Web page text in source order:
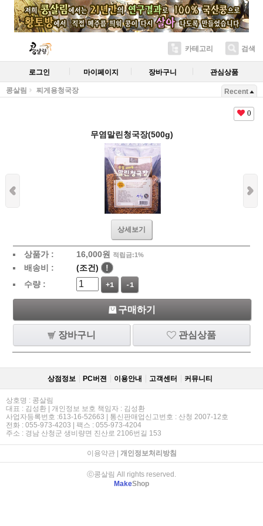
카테고리 검색
로그인 마이페이지 장바구니 관심상품
콩살림 찌게용청국장 Recent
0
무염말린청국장(500g)
상세보기
상품가 : 16,000원 적립금:1%
배송비 : (조건)
!
수량 :
+1 -1
구매하기
장바구니 관심상품
상점정보 PC버젼 이용안내 고객센터 커뮤니티
상호명 : 콩살림
대표 : 김성환 | 개인정보 보호 책임자 : 김성환
사업자등록번호 :613-16-52663 | 통신판매업신고번호 : 산청 2007-12호
전화 : 055-973-4203 | 팩스 : 055-973-4204
주소 : 경남 산청군 생비량면 진산로 2106번길 153
이용약관| 개인정보처리방침
ⓒ콩살림 All rights reserved.
MakeShop